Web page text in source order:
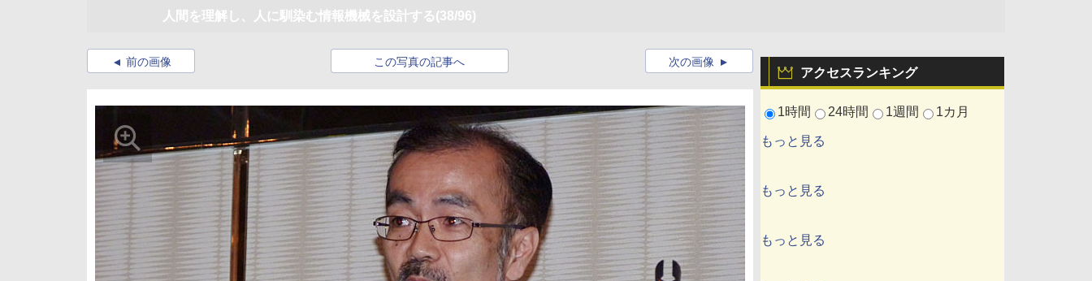
人間を理解し、人に馴染む情報機械を設計する(38/96)
アクセスランキング
1時間 24時間 1週間 1カ月
もっと見る
もっと見る
もっと見る
前の画像 この写真の記事へ 次の画像